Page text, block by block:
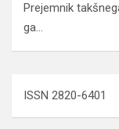
Prejemnik
ga…
ISSN 2820-6401